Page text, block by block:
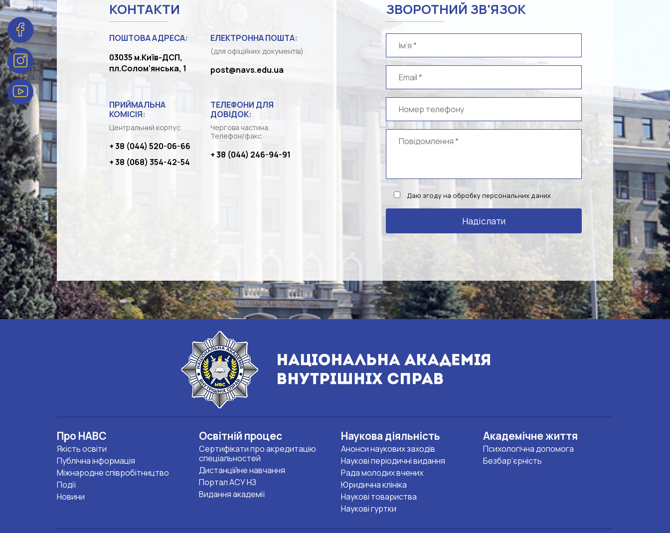
КОНТАКТИ
ПОШТОВА АДРЕСА:
03035 м.Київ-ДСП,
пл.Солом'янська, 1
ЕЛЕКТРОННА ПОШТА:
(для офіційних документів)
post@navs.edu.ua
ПРИЙМАЛЬНА
КОМІСІЯ:
Центральний корпус
+ 38 (044) 520-06-66
+ 38 (068) 354-42-54
ТЕЛЕФОНИ ДЛЯ
ДОВІДОК:
Чергова частина.
Телефон/факс
+ 38 (044) 246-94-91
ЗВОРОТНИЙ ЗВ'ЯЗОК
Даю згоду на обробку персональних даних
Про НАВС
Якість освіти
Публічна інформація
Міжнародне співробітництво
Події
Новини
Освітній процес
Сертифікати про акредитацію
спеціальностей
Дистанційне навчання
Портал АСУ НЗ
Видання академії
Наукова діяльність
Анонси наукових заходів
Наукові періодичні видання
Рада молодих вчених
Юридична клініка
Наукові товариства
Наукові гуртки
Академічне життя
Психологічна допомога
Безбар’єрність